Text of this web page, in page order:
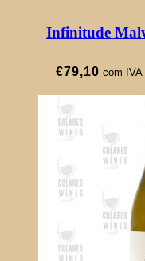
Infinitude
€79,10 com IVA